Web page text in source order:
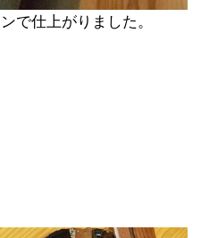
で仕上がりました。